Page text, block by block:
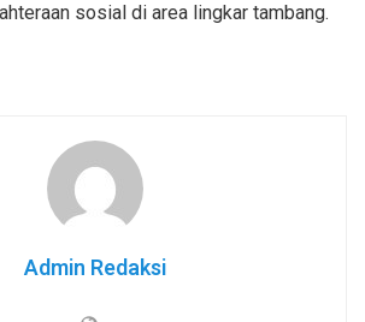
sosial di area lingkar tambang.
Admin Redaksi